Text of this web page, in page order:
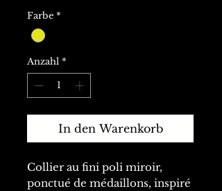
Farbe *
Anzahl *
In den Warenkorb
Collier au fini poli miroir,
ponctué de médaillons, inspiré